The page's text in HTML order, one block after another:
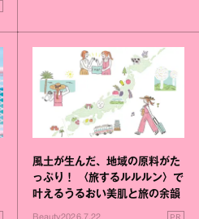
風土が生んだ、地域の原料がた
っぷり！ 〈旅するルルルン〉で
叶えるうるおい美肌と旅の余韻
Beauty2026.7.22 PR